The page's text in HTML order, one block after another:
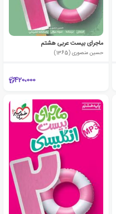
ماجرای بیست عربی هشتم
حسین منصوری (1365)
420،000